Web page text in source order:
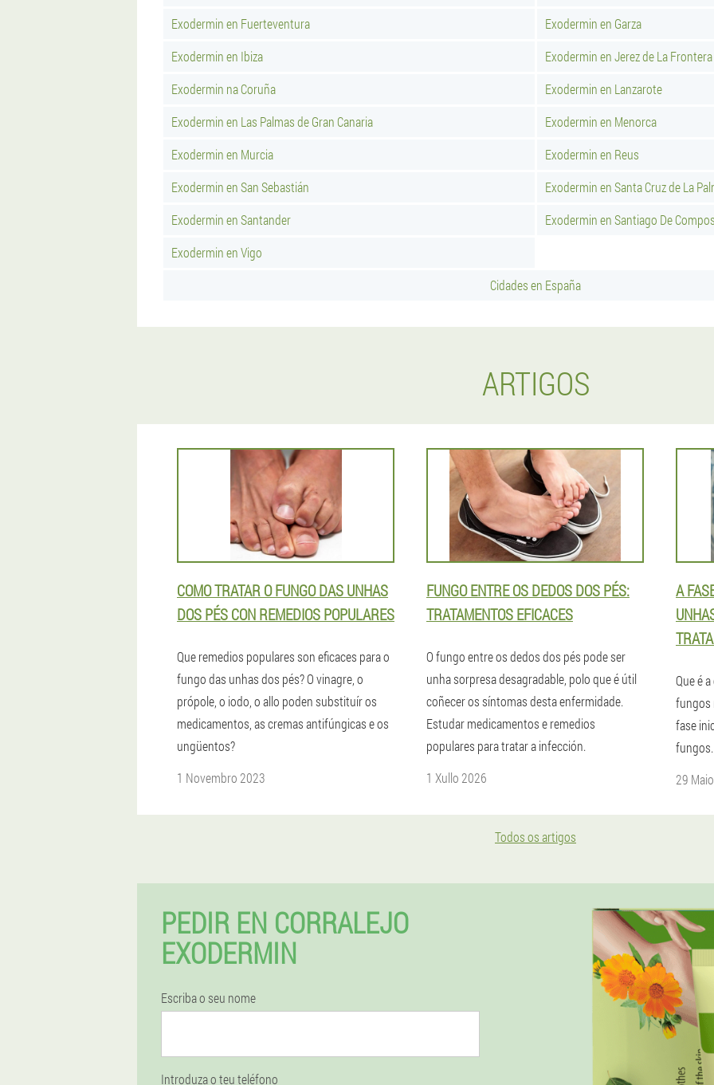
Exodermin en Fuerteventura
Exodermin en Garza
Exodermin en Ibiza
Exodermin en Jerez de La Frontera
Exodermin na Coruña
Exodermin en Lanzarote
Exodermin en Las Palmas de Gran Canaria
Exodermin en Menorca
Exodermin en Murcia
Exodermin en Reus
Exodermin en San Sebastián
Exodermin en Santa Cruz de La
Exodermin en Santander
Exodermin en Santiago De
Exodermin en Vigo
Cidades en España
ARTIGOS
COMO TRATAR O FUNGO DAS UNHAS
DOS PÉS CON REMEDIOS POPULARES
Que remedios populares son eficaces para o
fungo das unhas dos pés? O vinagre, o
própole, o iodo, o allo poden substituír os
medicamentos, as cremas antifúngicas e os
ungüentos?
1 Novembro 2023
FUNGO ENTRE OS DEDOS DOS PÉS:
TRATAMENTOS EFICACES
O fungo entre os dedos dos pés pode ser
unha sorpresa desagradable, polo que é útil
coñecer os síntomas desta enfermidade.
Estudar medicamentos e remedios
populares para tratar a infección.
1 Xullo 2026
A
Que é
fungos
fase
fungos.
29
Todos os artigos
PEDIR EN CORRALEJO
EXODERMIN
Escriba o seu nome
Introduza o teu teléfono